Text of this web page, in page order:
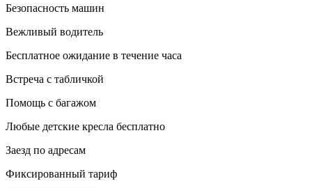
Безопасность машин
Вежливый водитель
Бесплатное ожидание в течение часа
Встреча с табличкой
Помощь с багажом
Любые детские кресла бесплатно
Заезд по адресам
Фиксированный тариф